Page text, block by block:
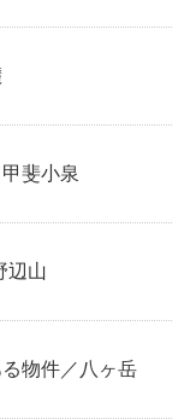
斐小泉
辺山
る物件／八ヶ岳